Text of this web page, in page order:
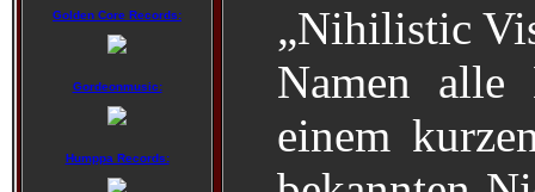
Golden Core Records:
Gordeonmusic:
Humppa Records:
„Nihilistic
Namen
einem